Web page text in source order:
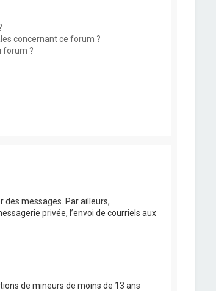
concernant ce forum ?
forum ?
des messages. Par ailleurs,
privée, l’envoi de courriels aux
de mineurs de moins de 13 ans